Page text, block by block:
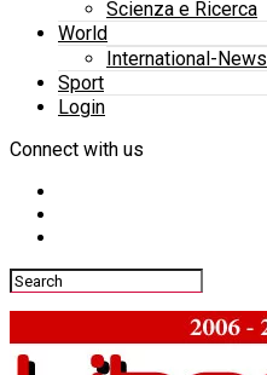
Scienza e Ricerca
World
International-News
Sport
Login
Connect with us